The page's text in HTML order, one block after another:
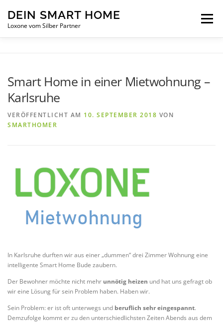
DEIN SMART HOME
Loxone vom Silber Partner
Menü
SERVICE
Smart Home in einer Mietwohnung –
Karlsruhe
VERÖFFENTLICHT AM 10. SEPTEMBER 2018 VON
SMARTHOMER
In Karlsruhe durften wir aus einer „dummen“ drei Zimmer Wohnung eine
intelligente Smart Home Bude zaubern.
Der Bewohner möchte nicht mehr unnötig heizen und hat uns gefragt ob
wir eine Lösung für sein Problem haben. Haben wir.
Sein Problem: er ist oft unterwegs und beruflich sehr eingespannt.
Demzufolge kommt er zu den unterschiedlichsten Zeiten Abends aus dem